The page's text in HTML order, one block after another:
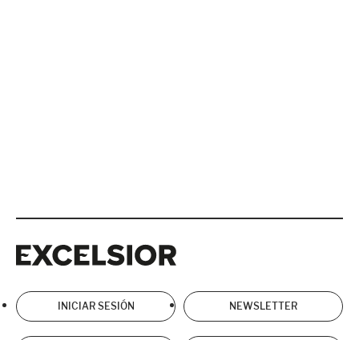
INICIAR SESIÓN NEWSLETTER